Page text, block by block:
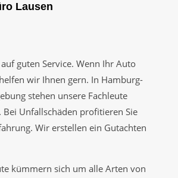
Lausen
guten Service. Wenn Ihr Auto
wir Ihnen gern. In Hamburg-
stehen unsere Fachleute
Bei Unfallschäden profitieren Sie
Wir erstellen ein Gutachten
kümmern sich um alle Arten von